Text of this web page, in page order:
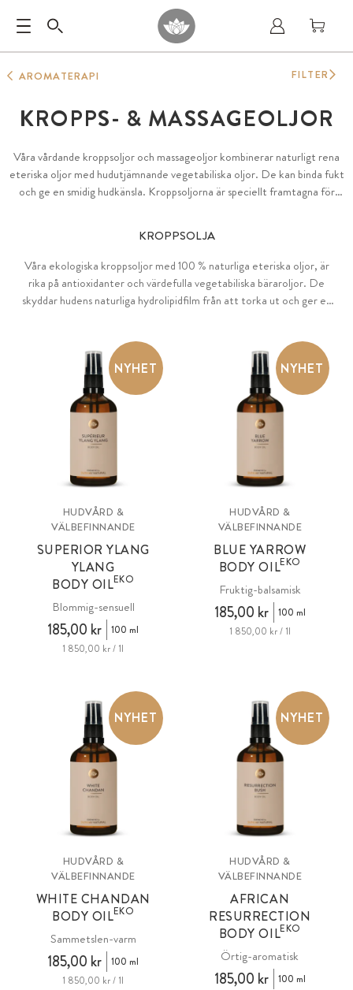
AROMATERAPI
KROPPS- & MASSAGEOLJOR
Våra vårdande kroppsoljor och massageoljor kombinerar naturligt rena
eteriska oljor med hudutjämnande vegetabiliska oljor. De kan binda fukt
och ge en smidig hudkänsla. Kroppsoljorna är speciellt framtagna för
– idealiska för en vårdande massage.
KROPPSOLJA
Våra ekologiska kroppsoljor med 100 % naturliga eteriska oljor, är
rika på antioxidanter och värdefulla vegetabiliska bäraroljor. De
skyddar hudens naturliga hydrolipidfilm från att torka ut och ger en
NYHET
HUDVÅRD &
VÄLBEFINNANDE
SUPERIOR YLANG
YLANG
BODY OILEKO
Blommig-sensuell
185,00 kr
100 ml
1 850,00 kr / 1l
NYHET
HUDVÅRD &
VÄLBEFINNANDE
BLUE YARROW
BODY OILEKO
Fruktig-balsamisk
185,00 kr
100 ml
1 850,00 kr / 1l
NYHET
HUDVÅRD &
VÄLBEFINNANDE
WHITE CHANDAN
BODY OILEKO
Sammetslen-varm
185,00 kr
100 ml
1 850,00 kr / 1l
NYHET
HUDVÅRD &
VÄLBEFINNANDE
AFRICAN
RESURRECTION
BODY OILEKO
Örtig-aromatisk
185,00 kr
100 ml
FILTER